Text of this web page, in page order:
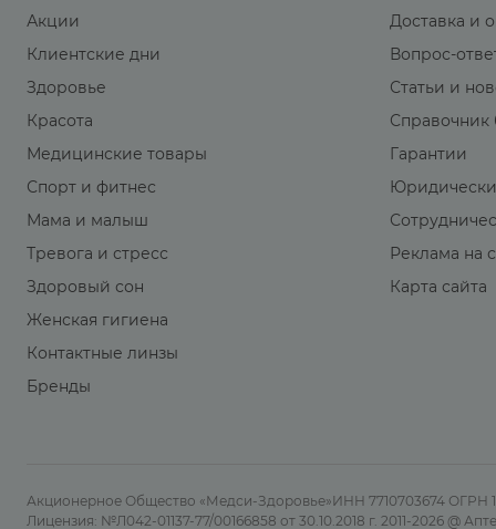
Акции
Клиентские дни
Здоровье
Красота
Медицинские товары
Спорт и фитнес
Мама и малыш
Тревога и стресс
Здоровый сон
Женская гигиена
Контактные линзы
Бренды
Доставка и
Вопрос-
Статьи и
Справочник
Гарантии
Реклама на
Карта сайта
Акционерное Общество «Медси-Здоровье»ИНН 7710703674 ОГРН
Лицензия: №Л042-01137-77/00166858 от 30.10.2018 г. 2011-2026 @